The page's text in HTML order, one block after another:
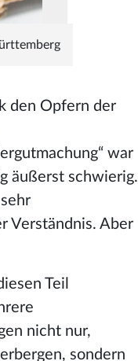
den Opfern der
war
äußerst schwierig.
Verständnis. Aber
Teil
nicht nur,
sondern